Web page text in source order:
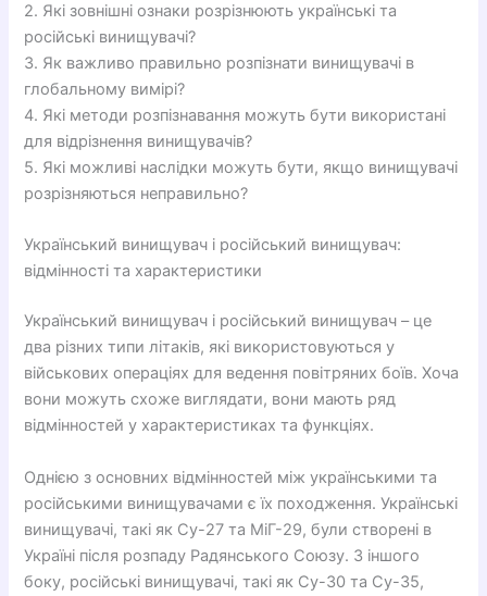
2. Які зовнішні ознаки розрізнюють українські та
російські винищувачі?
3. Як важливо правильно розпізнати винищувачі в
глобальному вимірі?
4. Які методи розпізнавання можуть бути використані
для відрізнення винищувачів?
5. Які можливі наслідки можуть бути, якщо винищувачі
розрізняються неправильно?
Український винищувач і російський винищувач:
відмінності та характеристики
Український винищувач і російський винищувач – це
два різних типи літаків, які використовуються у
військових операціях для ведення повітряних боїв. Хоча
вони можуть схоже виглядати, вони мають ряд
відмінностей у характеристиках та функціях.
Однією з основних відмінностей між українськими та
російськими винищувачами є їх походження. Українські
винищувачі, такі як Су-27 та МіГ-29, були створені в
Україні після розпаду Радянського Союзу. З іншого
боку, російські винищувачі, такі як Су-30 та Су-35,